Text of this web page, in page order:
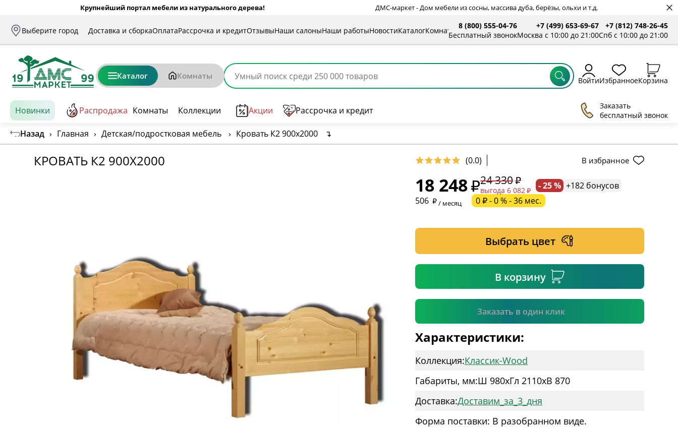
Крупнейший портал мебели из натурального дерева! ДМС-маркет - Дом мебели из сосны, массива дуба, берёзы, ольхи и т.д.
Выберите город Доставка и сборкаОплатаРассрочка и кредитОтзывыНаши салоныНаши работыНовостиКаталогКомнаты
8 (800) 555-04-76
Бесплатный звонок
+7 (499) 653-69-67
Москва с 10:00 до 21:00
+7 (812) 748-26-45
Спб с 10:00 до 21:00
Каталог Комнаты ВойтиИзбранноеКорзина
Новинки Распродажа Комнаты Коллекции Акции Рассрочка и кредит
Заказать
бесплатный звонок
Назад › Главная › Детская/подростковая мебель › Кровать К2 900х2000 ↴
КРОВАТЬ К2 900Х2000 (0.0) В избранное
18 248 24 330
выгода 6 082 - 25 % +182 бонусов
506
/ месяц 0 ₽ - 0 % - 36 мес.
Выбрать цвет
В корзину
Заказать в один клик
* обязательное поле
* необязательное поле
Подтвердить
Характеристики:
Коллекция:Классик-Wood
Габариты, мм:Ш 980xГл 2110xВ 870
Доставка:Доставим_за_3_дня
Форма поставки: В разобранном виде.